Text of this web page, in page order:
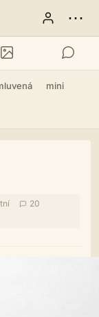
⋯
mini
20